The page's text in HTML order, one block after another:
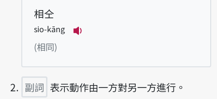
相仝
sio-kāng
(相同)
副詞 表示動作由一方對另一方進行。